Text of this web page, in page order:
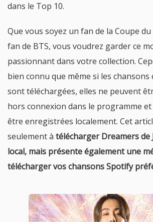
dans le Top 10.
Que vous soyez un fan de la Coupe
fan de BTS, vous voudrez garder ce
passionnant dans votre collection.
bien connu que même si les
sont téléchargées, elles ne peuvent
hors connexion dans le programme
être enregistrées localement. Cet
seulement à télécharger Dreamers de
local, mais présente également une
télécharger vos chansons Spotify